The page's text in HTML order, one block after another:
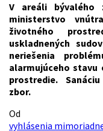
V areáli bývalého
ministerstvo
životného
uskladnených
neriešenia
alarmujúceho
prostredie. Sanáciu
zbor.
Od
vyhlásenia